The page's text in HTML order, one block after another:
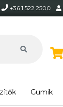
+36 1 522 2500
Gumik